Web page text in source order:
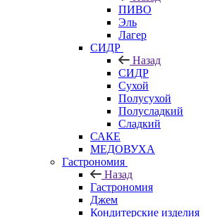
ПИВО
Эль
Лагер
СИДР
Назад
СИДР
Сухой
Полусухой
Полусладкий
Сладкий
САКЕ
МЕДОВУХА
Гастрономия
Назад
Гастрономия
Джем
Кондитерские изделия